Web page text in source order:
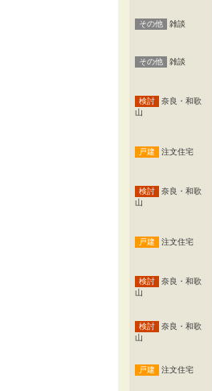
雑談
雑談
奈良・和歌
山
注文住宅
奈良・和歌
山
注文住宅
奈良・和歌
山
奈良・和歌
山
注文住宅